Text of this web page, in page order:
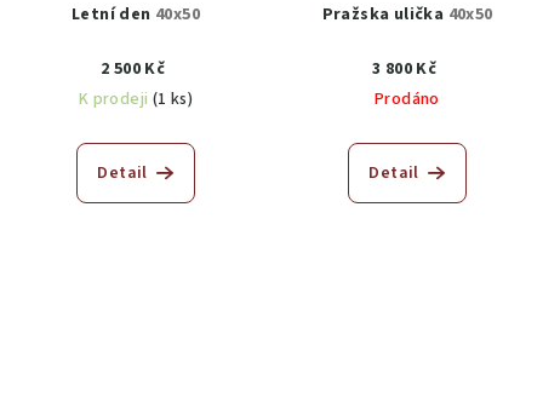
Letní den 40x50
2 500 Kč
K prodeji (1 ks)
Detail
Pražska ulička 40x50
3 800 Kč
Prodáno
Detail